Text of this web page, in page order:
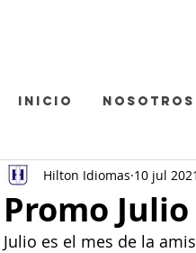
INICIO NOSOTROS
Promo
Hilton Idiomas 10 jul 2021
Julio es el mes de la